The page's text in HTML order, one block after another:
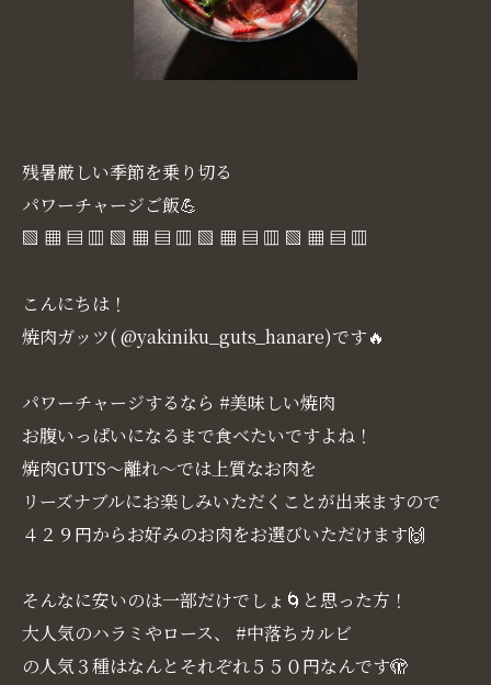
残暑厳しい季節を乗り切る
パワーチャージご飯💪
▧ ▦ ▤ ▥ ▧ ▦ ▤ ▥ ▧ ▦ ▤ ▥ ▧ ▦ ▤ ▥
こんにちは！
焼肉ガッツ( @yakiniku_guts_hanare)です🔥
パワーチャージするなら #美味しい焼肉
お腹いっぱいになるまで食べたいですよね！
焼肉GUTS～離れ～では上質なお肉を
リーズナブルにお楽しみいただくことが出来ますので
４２９円からお好みのお肉をお選びいただけます🙌
そんなに安いのは一部だけでしょ🌀と思った方！
大人気のハラミやロース、 #中落ちカルビ
の人気３種はなんとそれぞれ５５０円なんです🫣